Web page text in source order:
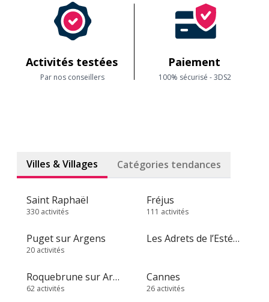
Activités testées
Par nos conseillers
Paiement
100% sécurisé - 3DS2
Villes & Villages Catégories tendances
Saint Raphaël
330 activités
Fréjus
111 activités
Puget sur Argens
20 activités
Les Adrets de l’Estérel
Roquebrune sur Argens
62 activités
Cannes
26 activités